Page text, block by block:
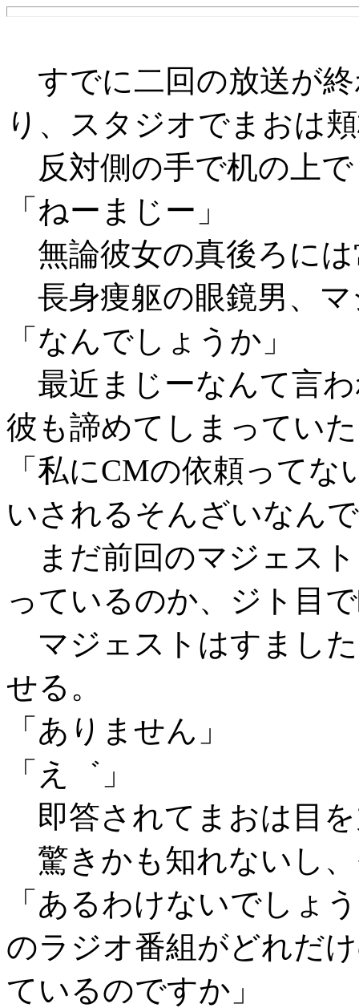
すでに二回の放送が
り、スタジオでまおは
反対側の手で机の上
「ねーまじー」
無論彼女の真後ろに
長身痩躯の眼鏡男、
「なんでしょうか」
最近まじーなんて言
彼も諦めてしまってい
「私にCMの依頼って
いされるそんざいなん
まだ前回のマジェス
っているのか、ジト目
マジェストはすまし
せる。
「ありません」
「え゛」
即答されてまおは目
驚きかも知れないし
「あるわけないでしょ
のラジオ番組がどれだ
ているのですか」